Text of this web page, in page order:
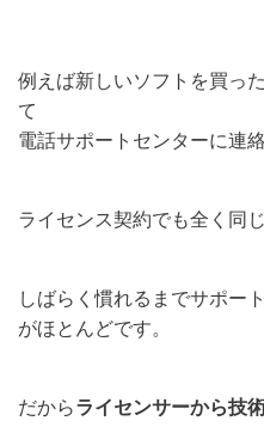
例えば新しいソフトを買っ
て
電話サポートセンターに連
ライセンス契約でも全く同じ
しばらく慣れるまでサポー
がほとんどです。
だからライセンサーから技